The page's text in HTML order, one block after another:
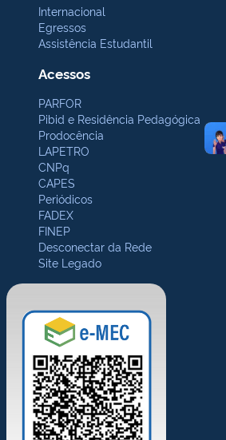
Internacional
Egressos
Assistência Estudantil
Acessos
PARFOR
Pibid e Residência Pedagógica
Prodocência
LAPETRO
CNPq
CAPES
Periódicos
FADEX
FINEP
Desconectar da Rede
Site Legado